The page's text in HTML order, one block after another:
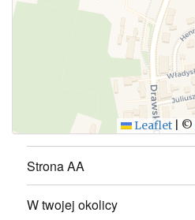
Leaflet ©
Strona AA
W twojej okolicy